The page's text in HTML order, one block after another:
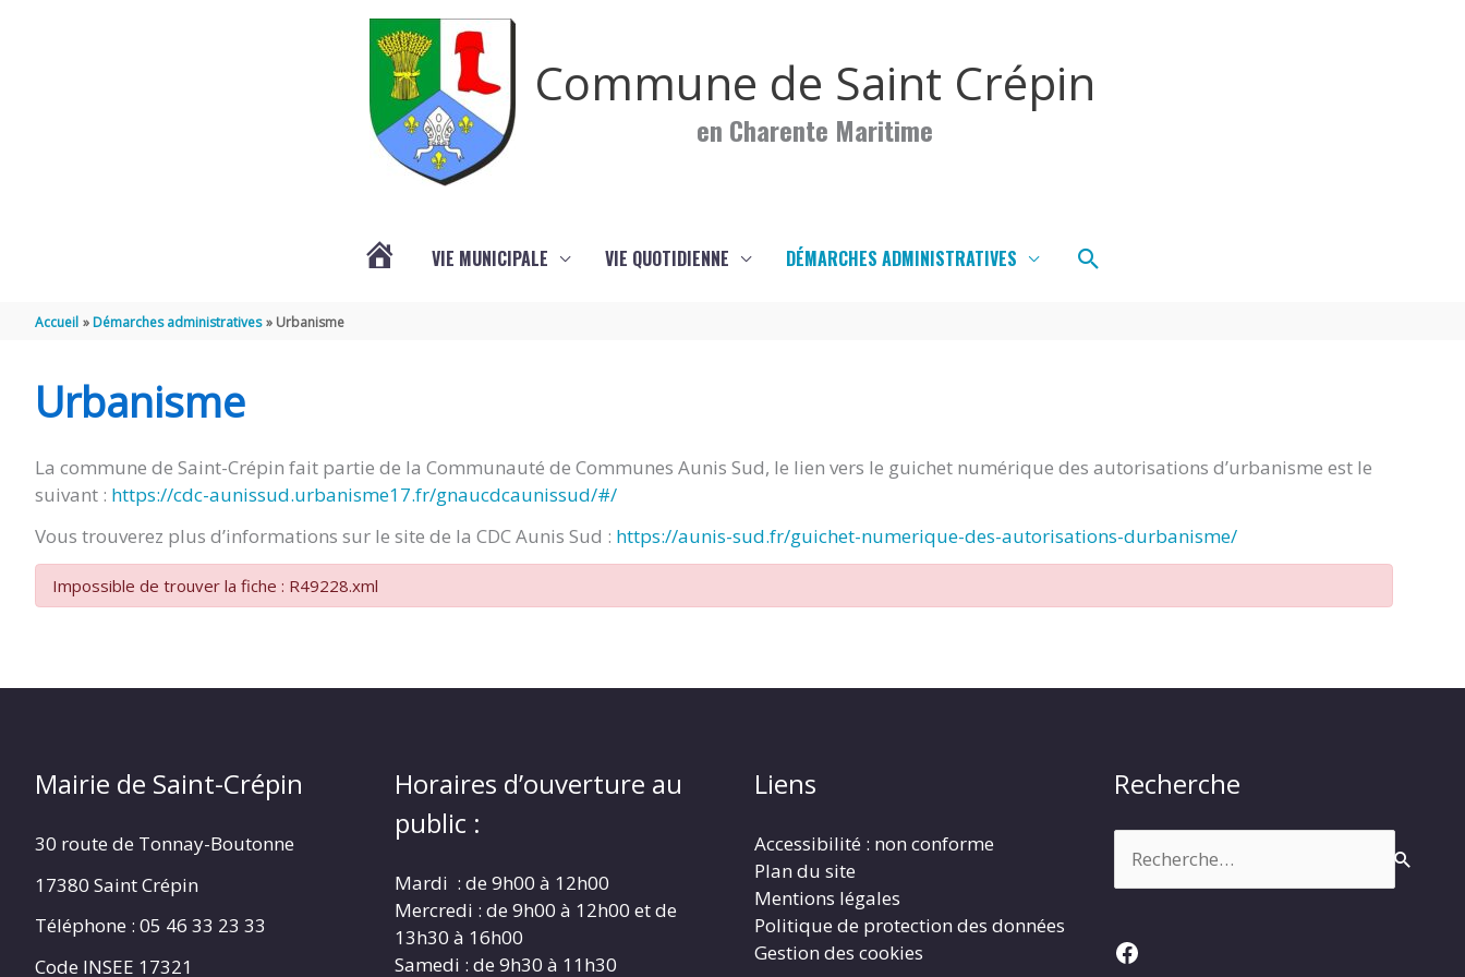
Commune de Saint Crépin
en Charente Maritime
CRÉPIN
VIE MUNICIPALE VIE QUOTIDIENNE DÉMARCHES ADMINISTRATIVES Rechercher
Accueil Démarches administratives Urbanisme
Urbanisme
La commune de Saint-Crépin fait partie de la Communauté de Communes Aunis Sud, le lien vers le guichet numérique des autorisations d’urbanisme est le
suivant : https://cdc-aunissud.urbanisme17.fr/gnaucdcaunissud/#/
Vous trouverez plus d’informations sur le site de la CDC Aunis Sud : https://aunis-sud.fr/guichet-numerique-des-autorisations-durbanisme/
Impossible de trouver la fiche : R49228.xml
Mairie de Saint-Crépin
30 route de Tonnay-Boutonne
17380 Saint Crépin
Téléphone : 05 46 33 23 33
Code INSEE 17321
Horaires d’ouverture au
public :
Mardi : de 9h00 à 12h00
Mercredi : de 9h00 à 12h00 et de
13h30 à 16h00
Samedi : de 9h30 à 11h30
Liens
Accessibilité : non conforme
Plan du site
Mentions légales
Politique de protection des données
Gestion des cookies
Recherche
Facebook